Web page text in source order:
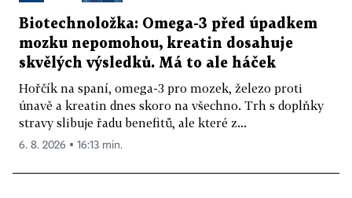
Biotechnoložka: Omega-3 před úpadkem
mozku nepomohou, kreatin dosahuje
skvělých výsledků. Má to ale háček
Hořčík na spaní, omega-3 pro mozek, železo proti
únavě a kreatin dnes skoro na všechno. Trh s doplňky
stravy slibuje řadu benefitů, ale které z...
6. 8. 2026 ▪ 16:13 min.